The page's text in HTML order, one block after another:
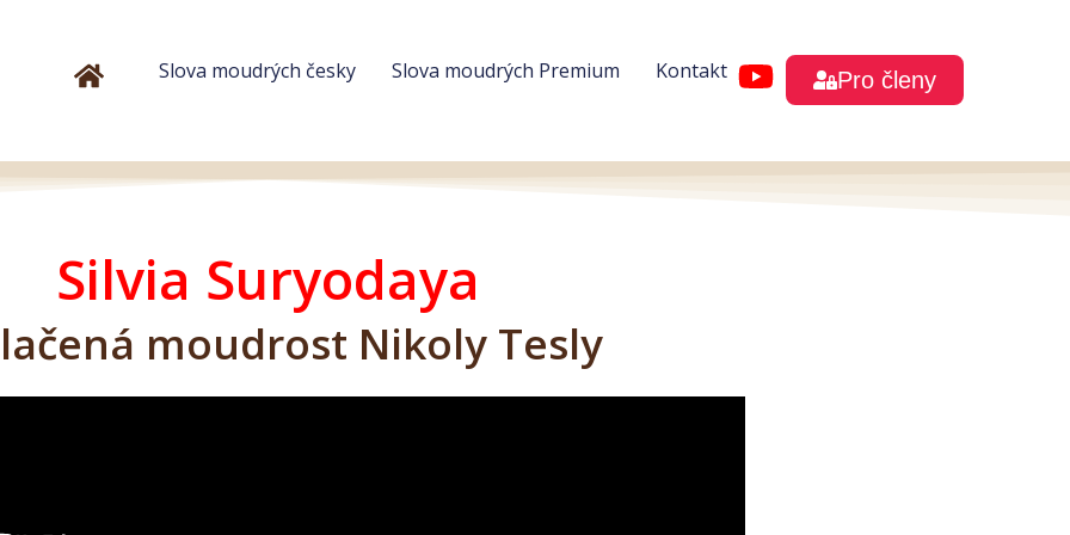
Slova moudrých česky Slova moudrých Premium Kontakt Pro členy
Silvia Suryodaya
moudrost Nikoly Tesly